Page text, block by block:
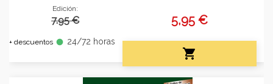
Edición:
7.95 €
+ descuentos fiber_manual_record 24/72 horas
5,95 €
